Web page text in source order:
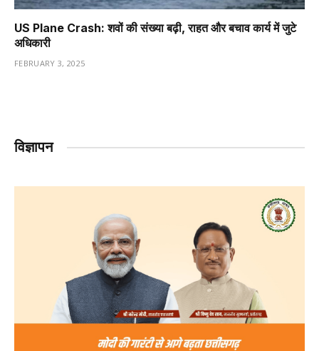
US Plane Crash: शवों की संख्या बढ़ी, राहत और बचाव कार्य में जुटे
अधिकारी
FEBRUARY 3, 2025
विज्ञापन